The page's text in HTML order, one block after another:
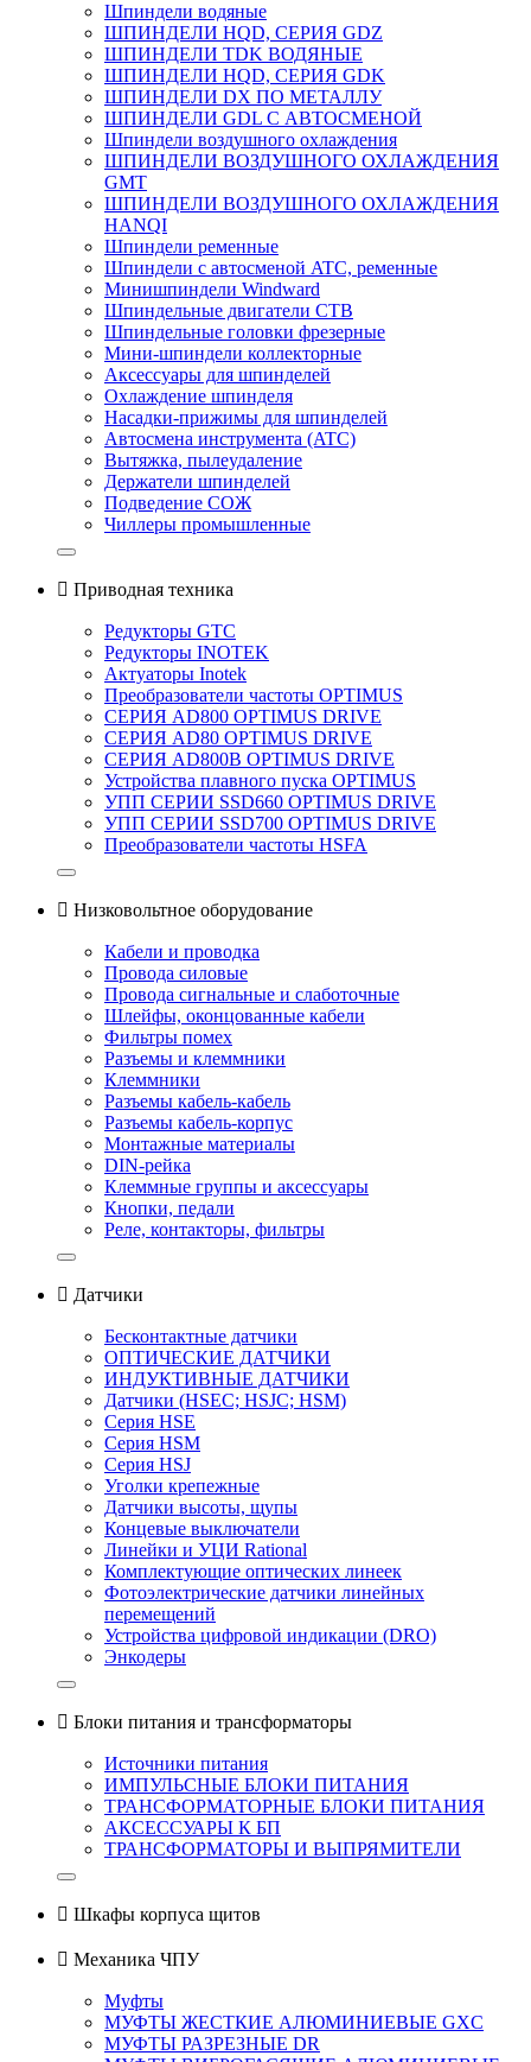
Шпиндели водяные
ШПИНДЕЛИ HQD, СЕРИЯ GDZ
ШПИНДЕЛИ TDK ВОДЯНЫЕ
ШПИНДЕЛИ HQD, СЕРИЯ GDK
ШПИНДЕЛИ DX ПО МЕТАЛЛУ
ШПИНДЕЛИ GDL С АВТОСМЕНОЙ
Шпиндели воздушного охлаждения
ШПИНДЕЛИ ВОЗДУШНОГО ОХЛАЖДЕНИЯ
GMT
ШПИНДЕЛИ ВОЗДУШНОГО ОХЛАЖДЕНИЯ
HANQI
Шпиндели ременные
Шпиндели с автосменой ATC, ременные
Минишпиндели Windward
Шпиндельные двигатели СТВ
Шпиндельные головки фрезерные
Мини-шпиндели коллекторные
Аксессуары для шпинделей
Охлаждение шпинделя
Насадки-прижимы для шпинделей
Автосмена инструмента (ATC)
Вытяжка, пылеудаление
Держатели шпинделей
Подведение СОЖ
Чиллеры промышленные
 Приводная техника
Редукторы GTC
Редукторы INOTEK
Актуаторы Inotek
Преобразователи частоты OPTIMUS
СЕРИЯ AD800 OPTIMUS DRIVE
СЕРИЯ AD80 OPTIMUS DRIVE
СЕРИЯ AD800B OPTIMUS DRIVE
Устройства плавного пуска OPTIMUS
УПП СЕРИИ SSD660 OPTIMUS DRIVE
УПП СЕРИИ SSD700 OPTIMUS DRIVE
Преобразователи частоты HSFA
 Низковольтное оборудование
Кабели и проводка
Провода силовые
Провода сигнальные и слаботочные
Шлейфы, оконцованные кабели
Фильтры помех
Разъемы и клеммники
Клеммники
Разъемы кабель-кабель
Разъемы кабель-корпус
Монтажные материалы
DIN-рейка
Клеммные группы и аксессуары
Кнопки, педали
Реле, контакторы, фильтры
 Датчики
Бесконтактные датчики
ОПТИЧЕСКИЕ ДАТЧИКИ
ИНДУКТИВНЫЕ ДАТЧИКИ
Датчики (HSEС; HSJС; HSM)
Серия HSE
Серия HSM
Серия HSJ
Уголки крепежные
Датчики высоты, щупы
Концевые выключатели
Линейки и УЦИ Rational
Комплектующие оптических линеек
Фотоэлектрические датчики линейных
перемещений
Устройства цифровой индикации (DRO)
Энкодеры
 Блоки питания и трансформаторы
Источники питания
ИМПУЛЬСНЫЕ БЛОКИ ПИТАНИЯ
ТРАНСФОРМАТОРНЫЕ БЛОКИ ПИТАНИЯ
АКСЕССУАРЫ К БП
ТРАНСФОРМАТОРЫ И ВЫПРЯМИТЕЛИ
 Шкафы корпуса щитов
 Механика ЧПУ
Муфты
МУФТЫ ЖЕСТКИЕ АЛЮМИНИЕВЫЕ GXC
МУФТЫ РАЗРЕЗНЫЕ DR